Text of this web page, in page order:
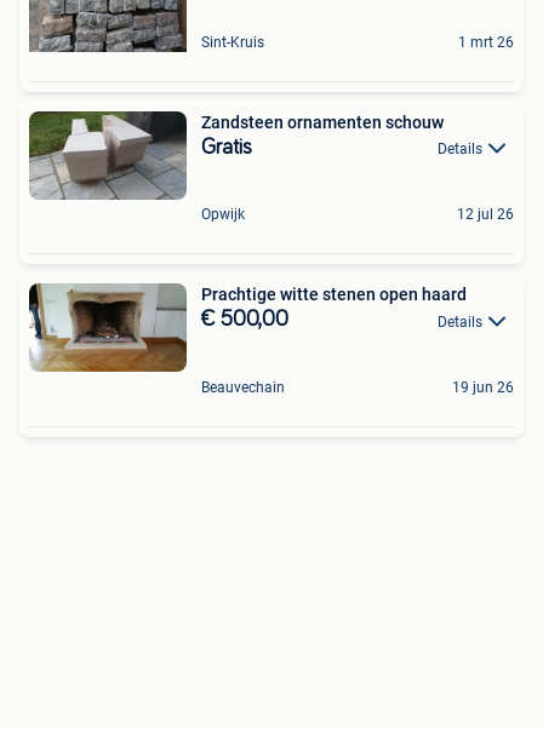
Sint-Kruis 1 mrt 26
Zandsteen ornamenten schouw
Gratis Details
Opwijk 12 jul 26
Prachtige witte stenen open haard
€ 500,00 Details
Beauvechain 19 jun 26